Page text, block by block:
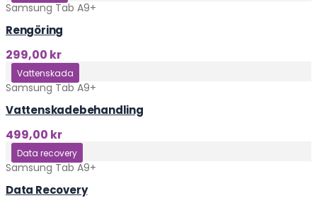
Samsung Tab A9+
Rengöring
299,00 kr
Klicka här
Vattenskada
Samsung Tab A9+
Vattenskadebehandling
499,00 kr
Klicka här
Data recovery
Samsung Tab A9+
Data Recovery